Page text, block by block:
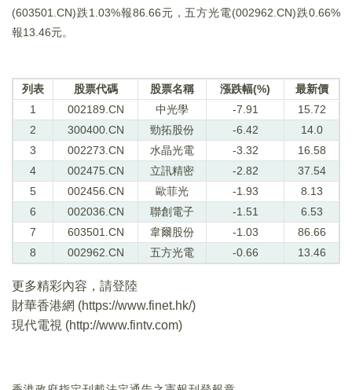
(603501.CN)跌1.03%報86.66元，五方光電(002962.CN)跌0.66%
報13.46元。
列表 股票代碼 股票名稱 漲跌幅(%)
最新價
1
002189.CN 中光學 -7.91
15.72
2
300400.CN 勁拓股份 -6.42
14.0
3
002273.CN 水晶光電 -3.32
16.58
4
002475.CN 立訊精密 -2.82
37.54
5
002456.CN 歐菲光 -1.93
8.13
6
002036.CN 聯創電子 -1.51
6.53
7
603501.CN 韋爾股份 -1.03
86.66
8
002962.CN 五方光電 -0.66 13.46
更多精彩內容，請登陸
財華香港網 (https://www.finet.hk/)
現代電視 (http://www.fintv.com)